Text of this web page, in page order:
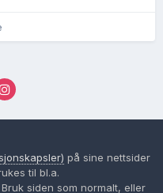
Community på sine nettsider
til bl.a.
siden som normalt, eller